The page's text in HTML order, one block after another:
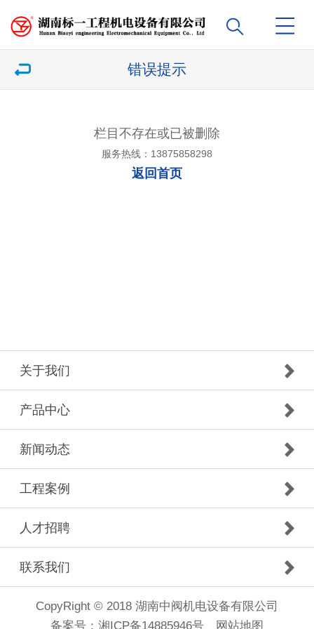
错误提示
栏目不存在或已被删除
服务热线：13875858298
返回首页
关于我们
产品中心
新闻动态
工程案例
人才招聘
联系我们
CopyRight © 2018 湖南中阀机电设备有限公司
备案号： 湘ICP备14885946号 网站地图